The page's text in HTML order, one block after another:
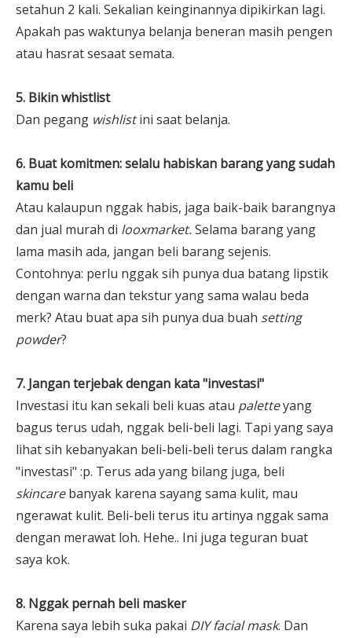
setahun 2 kali. Sekalian keinginannya dipikirkan lagi.
Apakah pas waktunya belanja beneran masih pengen
atau hasrat sesaat semata.
5. Bikin whistlist
Dan pegang wishlistini saat belanja.
6. Buat komitmen: selalu habiskan barang yang sudah
kamu beli
Atau kalaupun nggak habis, jaga baik-baik barangnya
dan jual murah di looxmarket.Selama barang yang
lama masih ada, jangan beli barang sejenis.
Contohnya: perlu nggak sih punya dua batang lipstik
dengan warna dan tekstur yang sama walau beda
merk? Atau buat apa sih punya dua buah setting
powder?
7. Jangan terjebak dengan kata "investasi"
Investasi itu kan sekali beli kuas atau paletteyang
bagus terus udah, nggak beli-beli lagi. Tapi yang saya
lihat sih kebanyakan beli-beli-beli terus dalam rangka
"investasi" :p. Terus ada yang bilang juga, beli
skincarebanyak karena sayang sama kulit, mau
ngerawat kulit. Beli-beli terus itu artinya nggak sama
dengan merawat loh. Hehe.. Ini juga teguran buat
saya kok.
8. Nggak pernah beli masker
Karena saya lebih suka pakai DIY facial mask. Dan